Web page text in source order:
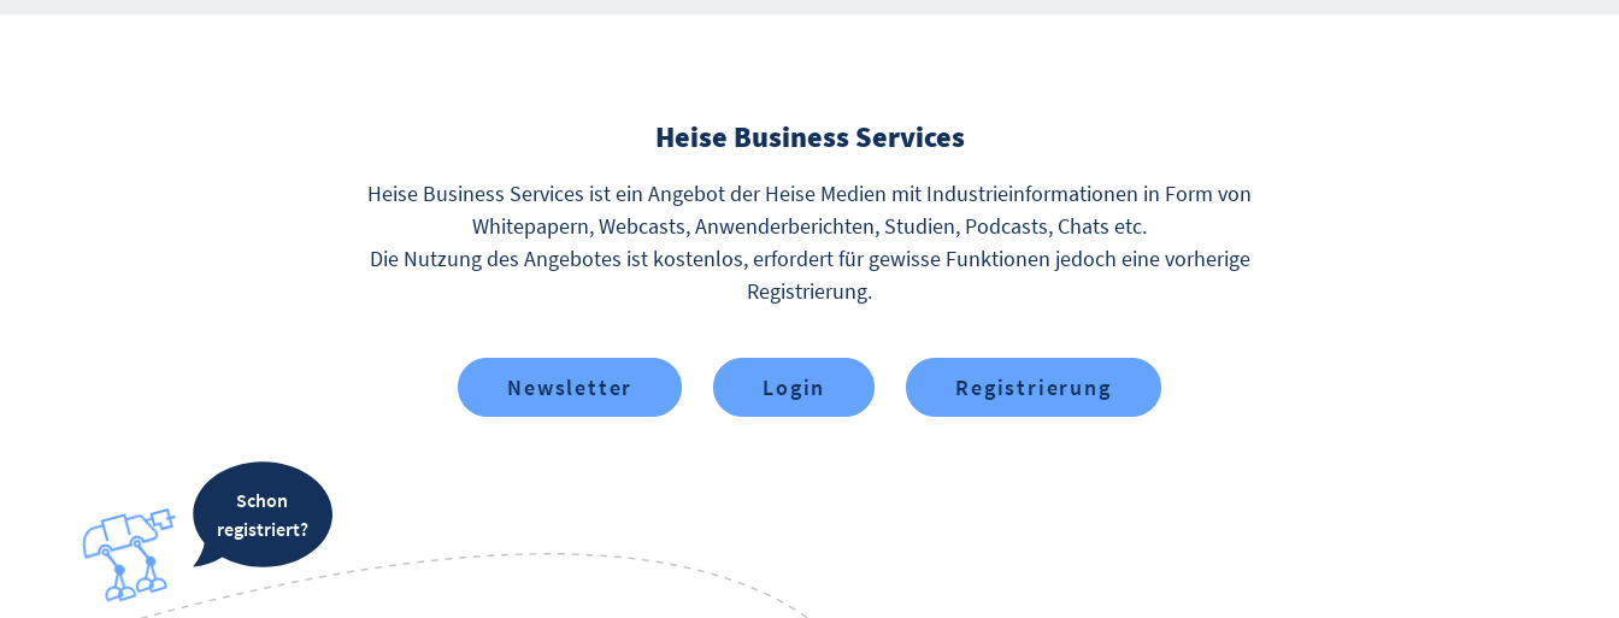
Heise Business Services
Heise Business Services ist ein Angebot der Heise Medien mit Industrieinformationen in Form von
Whitepapern, Webcasts, Anwenderberichten, Studien, Podcasts, Chats etc.
Die Nutzung des Angebotes ist kostenlos, erfordert für gewisse Funktionen jedoch eine vorherige
Registrierung.
Newsletter Login Registrierung
Schon
registriert?